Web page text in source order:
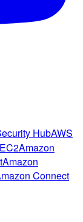
HubAWS
Amazon
Amazon
Connect